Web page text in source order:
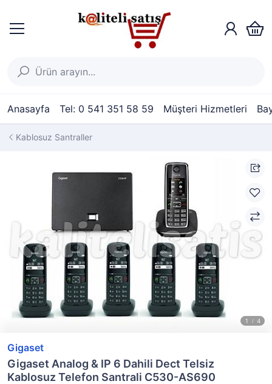
Anasayfa Tel: 0 541 351 58 59 Müşteri Hizmetleri
Kablosuz Santraller
Gigaset
Gigaset Analog & IP 6 Dahili Dect Telsiz
Kablosuz Telefon Santrali C530-AS690